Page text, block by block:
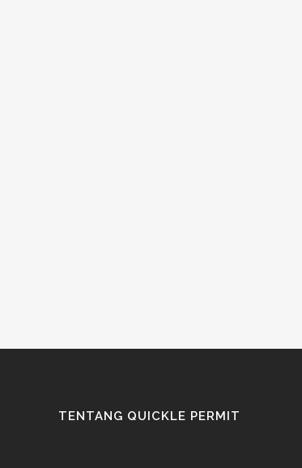
TENTANG QUICKLE PERMIT